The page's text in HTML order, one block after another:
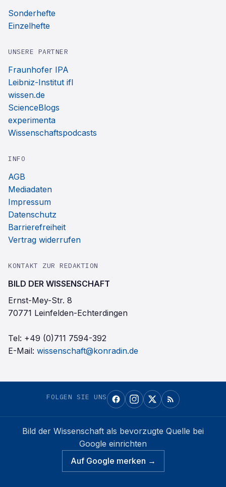
Sonderhefte
Einzelhefte
UNSERE PARTNER
Fraunhofer IPA
Leibniz-Institut ifl
wissen.de
ScienceBlogs
experimenta
Wissenschaftspodcasts
INFO
AGB
Mediadaten
Impressum
Datenschutz
Barrierefreiheit
Vertrag widerrufen
KONTAKT ZUR REDAKTION
BILD DER WISSENSCHAFT
Ernst-Mey-Str. 8
70771 Leinfelden-Echterdingen
Tel: +49 (0)711 7594-392
E-Mail: wissenschaft@konradin.de
FOLGEN SIE UNS
Bild der Wissenschaft als bevorzugte Quelle bei
Google einrichten
Auf Google merken →